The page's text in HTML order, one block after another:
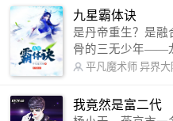
信公众号：善良的
九星霸体诀
是丹帝重生？是融
骨的三无少年——
术，修行神秘功法
勾搭各色美女，镇压恶鬼
尘一到，地吼天啸
平凡魔术师 异界大
我竟然是富二代